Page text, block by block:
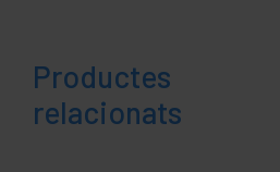
Productes
relacionats